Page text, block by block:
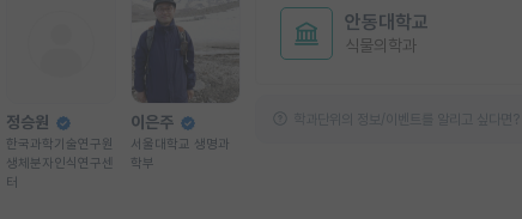
정승원
한국과학기술연구원
생체분자인식연구센
터
이은주
서울대학교 생명과
학부
안동대학교
식물의학과
학과단위의 정보/이벤트를 알리고 싶다면?